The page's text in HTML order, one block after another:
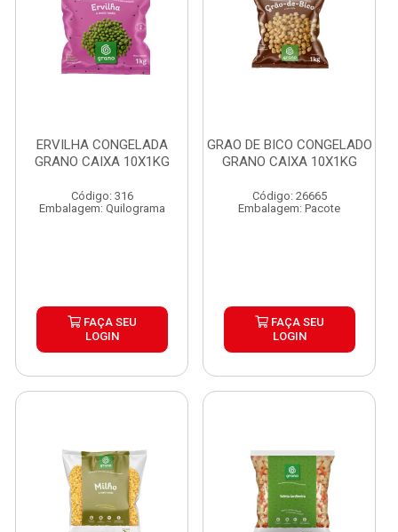
ERVILHA CONGELADA
GRANO CAIXA 10X1KG
Código: 316
Embalagem: Quilograma
FAÇA SEU
LOGIN
GRAO DE BICO CONGELADO
GRANO CAIXA 10X1KG
Código: 26665
Embalagem: Pacote
FAÇA SEU
LOGIN